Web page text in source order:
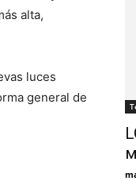
alta,
luces
general de